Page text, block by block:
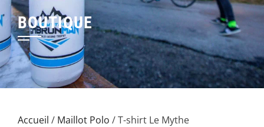
BOUTIQUE
Accueil / Maillot Polo / T-shirt Le Mythe